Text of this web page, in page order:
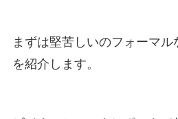
まずは堅苦しいのフォーマ
を紹介します。